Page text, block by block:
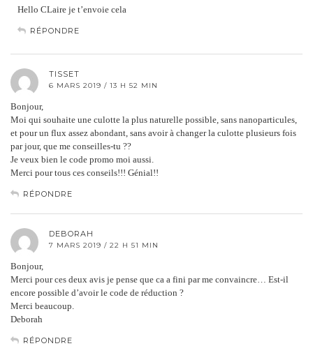
Hello CLaire je t’envoie cela
RÉPONDRE
TISSET
6 MARS 2019 / 13 H 52 MIN
Bonjour,
Moi qui souhaite une culotte la plus naturelle possible, sans nanoparticules,
et pour un flux assez abondant, sans avoir à changer la culotte plusieurs fois
par jour, que me conseilles-tu ??
Je veux bien le code promo moi aussi.
Merci pour tous ces conseils!!! Génial!!
RÉPONDRE
DEBORAH
7 MARS 2019 / 22 H 51 MIN
Bonjour,
Merci pour ces deux avis je pense que ca a fini par me convaincre… Est-il
encore possible d’avoir le code de réduction ?
Merci beaucoup.
Deborah
RÉPONDRE